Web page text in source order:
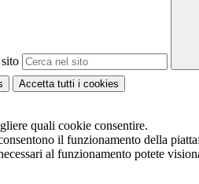
Accetta tutti i cookies
quali cookie consentire.
il funzionamento della
al funzionamento potete